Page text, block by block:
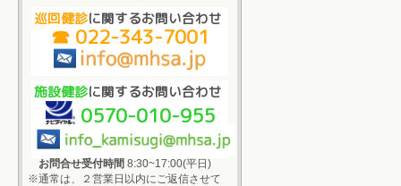
巡回健診に関するお問い合わせ
☎ 022-343-7001
施設健診に関するお問い合わせ
0570-010-955
お問合せ受付時間 8:30~17:00(平日)
※通常は、２営業日以内にご返信させて